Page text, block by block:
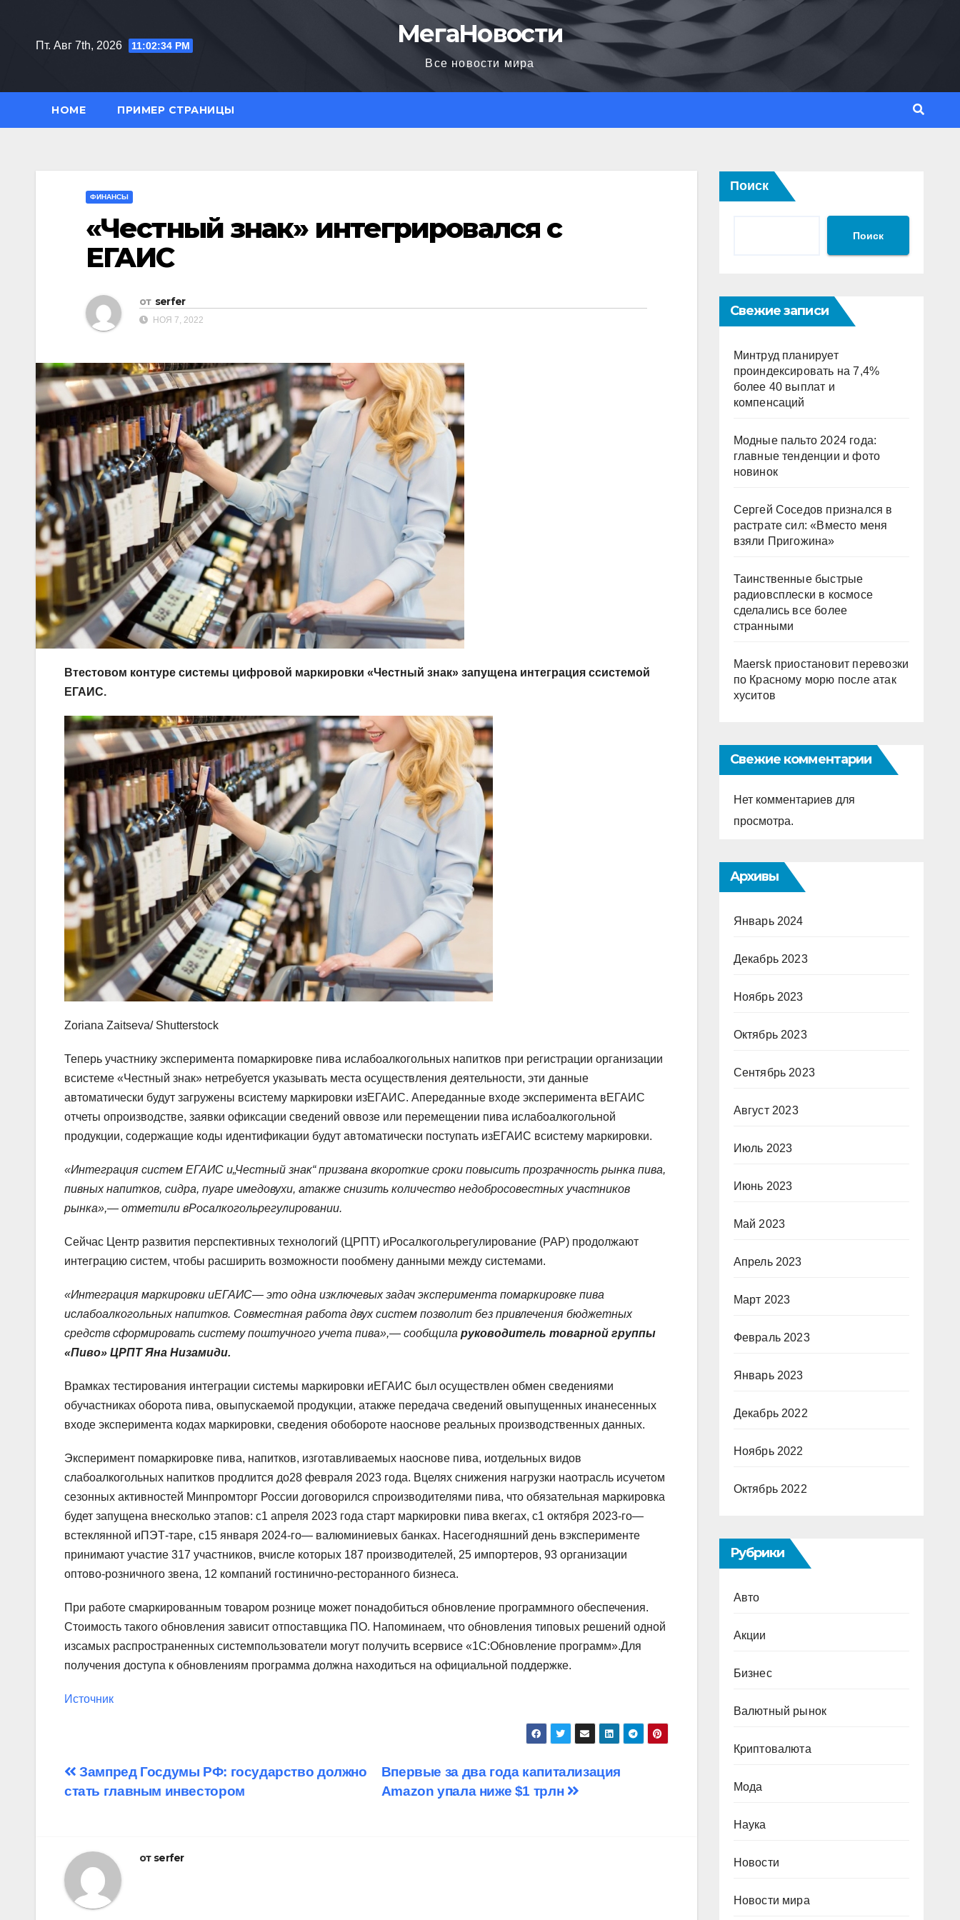
содержимому
Пт. Авг 7th, 2026 11:02:36 PM МегаНовости
Все новости мира
HOME ПРИМЕР СТРАНИЦЫ
ФИНАНСЫ
«Честный знак» интегрировался с
ЕГАИС
от serfer
НОЯ 7, 2022
Втестовом контуре системы цифровой маркировки «Честный знак» запущена интеграция ссистемой
ЕГАИС.
Zoriana Zaitseva/ Shutterstock
Теперь участнику эксперимента помаркировке пива ислабоалкогольных напитков при регистрации организации
всистеме «Честный знак» нетребуется указывать места осуществления деятельности, эти данные
автоматически будут загружены всистему маркировки изЕГАИС. Апереданные входе эксперимента вЕГАИС
отчеты опроизводстве, заявки офиксации сведений оввозе или перемещении пива ислабоалкогольной
продукции, содержащие коды идентификации будут автоматически поступать изЕГАИС всистему маркировки.
«Интеграция систем ЕГАИС и„Честный знак“ призвана вкороткие сроки повысить прозрачность рынка пива,
пивных напитков, сидра, пуаре имедовухи, атакже снизить количество недобросовестных участников
рынка»,— отметили вРосалкогольрегулировании.
Сейчас Центр развития перспективных технологий (ЦРПТ) иРосалкогольрегулирование (РАР) продолжают
интеграцию систем, чтобы расширить возможности пообмену данными между системами.
«Интеграция маркировки иЕГАИС— это одна изключевых задач эксперимента помаркировке пива
ислабоалкогольных напитков. Совместная работа двух систем позволит без привлечения бюджетных
средств сформировать систему поштучного учета пива»,— сообщила руководитель товарной группы
«Пиво» ЦРПТ Яна Низамиди.
Врамках тестирования интеграции системы маркировки иЕГАИС был осуществлен обмен сведениями
обучастниках оборота пива, овыпускаемой продукции, атакже передача сведений овыпущенных инанесенных
входе эксперимента кодах маркировки, сведения обобороте наоснове реальных производственных данных.
Эксперимент помаркировке пива, напитков, изготавливаемых наоснове пива, иотдельных видов
слабоалкогольных напитков продлится до28 февраля 2023 года. Вцелях снижения нагрузки наотрасль исучетом
сезонных активностей Минпромторг России договорился спроизводителями пива, что обязательная маркировка
будет запущена внесколько этапов: с1 апреля 2023 года старт маркировки пива вкегах, с1 октября 2023-го—
встеклянной иПЭТ-таре, с15 января 2024-го— валюминиевых банках. Насегодняшний день вэксперименте
принимают участие 317 участников, вчисле которых 187 производителей, 25 импортеров, 93 организации
оптово-розничного звена, 12 компаний гостинично-ресторанного бизнеса.
При работе смаркированным товаром рознице может понадобиться обновление программного обеспечения.
Стоимость такого обновления зависит отпоставщика ПО. Напоминаем, что обновления типовых решений одной
изсамых распространенных системпользователи могут получить всервисе «1С:Обновление программ».Для
получения доступа к обновлениям программа должна находиться на официальной поддержке.
Источник
Навигация
Впервые за два года капитализация
Amazon упала ниже $1 трлн
Зампред Госдумы РФ: государство должно
стать главным инвестором
от serfer
Поиск
Поиск
Свежие записи
Минтруд планирует
проиндексировать на 7,4%
более 40 выплат и
компенсаций
Модные пальто 2024 года:
главные тенденции и фото
новинок
Сергей Соседов признался в
растрате сил: «Вместо меня
взяли Пригожина»
Таинственные быстрые
радиовсплески в космосе
сделались все более
странными
Maersk приостановит перевозки
по Красному морю после атак
хуситов
Свежие комментарии
Нет комментариев для
просмотра.
Архивы
Январь 2024
Декабрь 2023
Ноябрь 2023
Октябрь 2023
Сентябрь 2023
Август 2023
Июль 2023
Июнь 2023
Май 2023
Апрель 2023
Март 2023
Февраль 2023
Январь 2023
Декабрь 2022
Ноябрь 2022
Октябрь 2022
Рубрики
Авто
Акции
Бизнес
Валютный рынок
Криптовалюта
Мода
Наука
Новости
Новости мира